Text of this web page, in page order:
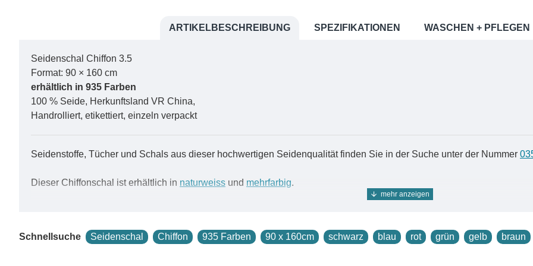
ARTIKELBESCHREIBUNG SPEZIFIKATIONEN WASCHEN + PFLEGEN
Seidenschal Chiffon 3.5
Format: 90 × 160 cm
erhältlich in 935 Farben
100 % Seide, Herkunftsland VR China,
Handrolliert, etikettiert, einzeln verpackt
Seidenstoffe, Tücher und Schals aus dieser hochwertigen Seidenqualität finden Sie in der Suche unter der Nummer
Dieser Chiffonschal ist erhältlich in naturweiss und mehrfarbig.
Die Herstellung dieses hauchzarten Gewebes auf den traditionellen chinesischen Webstühlen ist nach wie vor eine
Schnellsuche Seidenschal Chiffon 935 Farben 90 x 160cm schwarz blau rot grün gelb braun